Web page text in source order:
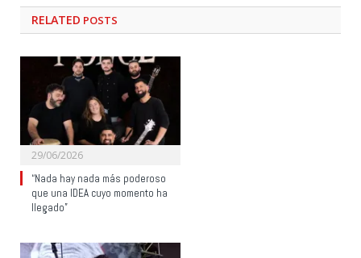
RELATED POSTS
29/06/2026
“Nada hay nada más poderoso
que una IDEA cuyo momento ha
llegado”